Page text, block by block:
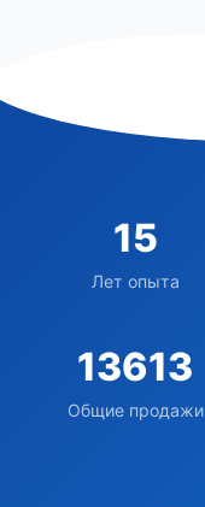
15
Лет опыта
13613
Общие продажи